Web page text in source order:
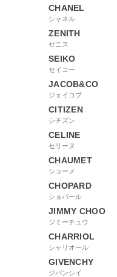
CHANEL
シャネル
ZENITH
ゼニス
SEIKO
セイコー
JACOB&CO
ジェイコブ
CITIZEN
シチズン
CELINE
セリーヌ
CHAUMET
ショーメ
CHOPARD
ショパール
JIMMY CHOO
ジミーチュウ
CHARRIOL
シャリオール
GIVENCHY
ジバンシイ